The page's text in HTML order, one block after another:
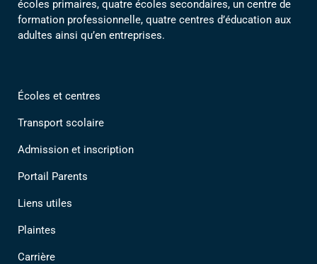
écoles primaires, quatre écoles secondaires, un centre de
formation professionnelle, quatre centres d’éducation aux
adultes ainsi qu’en entreprises.
Écoles et centres
Transport scolaire
Admission et inscription
Portail Parents
Liens utiles
Plaintes
Carrière